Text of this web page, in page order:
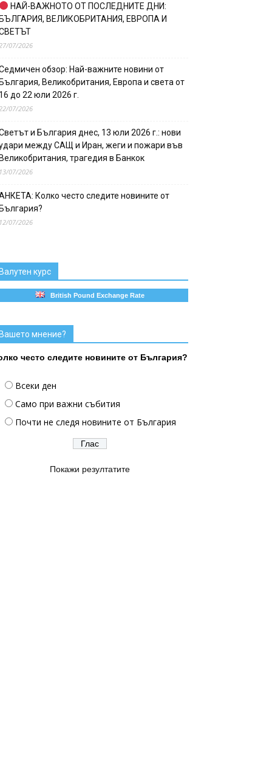
НАЙ-ВАЖНОТО ОТ ПОСЛЕДНИТЕ ДНИ:
ВЕЛИКОБРИТАНИЯ, ЕВРОПА И
07/2026
обзор: Най-важните новини от
Великобритания, Европа и света от
до 22 юли 2026 г.
07/2026
и България днес, 13 юли 2026 г.: нови
между САЩ и Иран, жеги и пожари във
трагедия в Банкок
07/2026
Колко често следите новините от
07/2026
курс
British Pound Exchange Rate
мнение?
често следите новините от България?
Всеки ден
Само при важни събития
Почти не следя новините от България
Покажи резултатите